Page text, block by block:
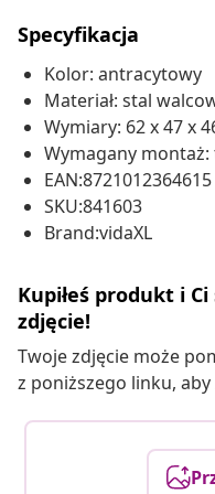
Specyfikacja
Kolor: antracytowy
Materiał: stal
Wymiary: 62 x 47 x
Wymagany montaż:
EAN:8721012364615
SKU:841603
Brand:vidaXL
Kupiłeś produkt i
zdjęcie!
Twoje zdjęcie może
z poniższego linku, aby